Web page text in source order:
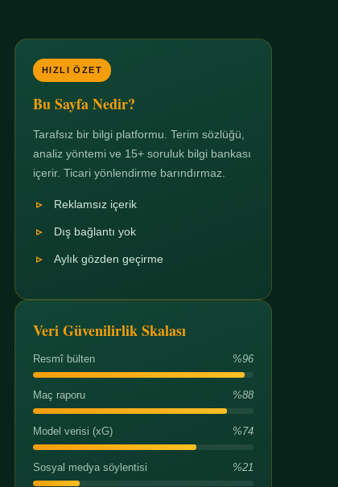
HIZLI ÖZET
Bu Sayfa Nedir?
Tarafsız bir bilgi platformu. Terim sözlüğü,
analiz yöntemi ve 15+ soruluk bilgi bankası
içerir. Ticari yönlendirme barındırmaz.
Reklamsız içerik
Dış bağlantı yok
Aylık gözden geçirme
Veri Güvenilirlik Skalası
Resmî bülten %96
Maç raporu %88
Model verisi (xG) %74
Sosyal medya söylentisi %21